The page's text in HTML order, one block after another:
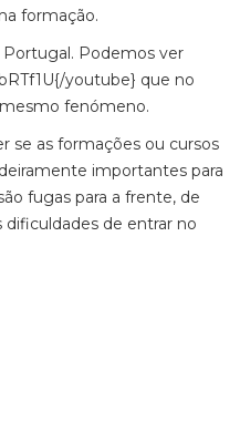
formação.
Podemos ver
youtube} que no
fenómeno.
se as formações ou cursos
importantes para
fugas para a frente, de
de entrar no